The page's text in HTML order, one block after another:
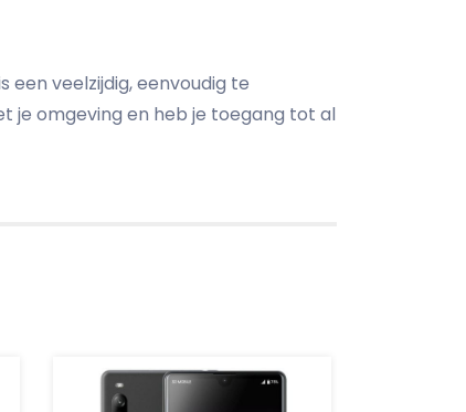
een veelzijdig, eenvoudig te
je omgeving en heb je toegang tot al